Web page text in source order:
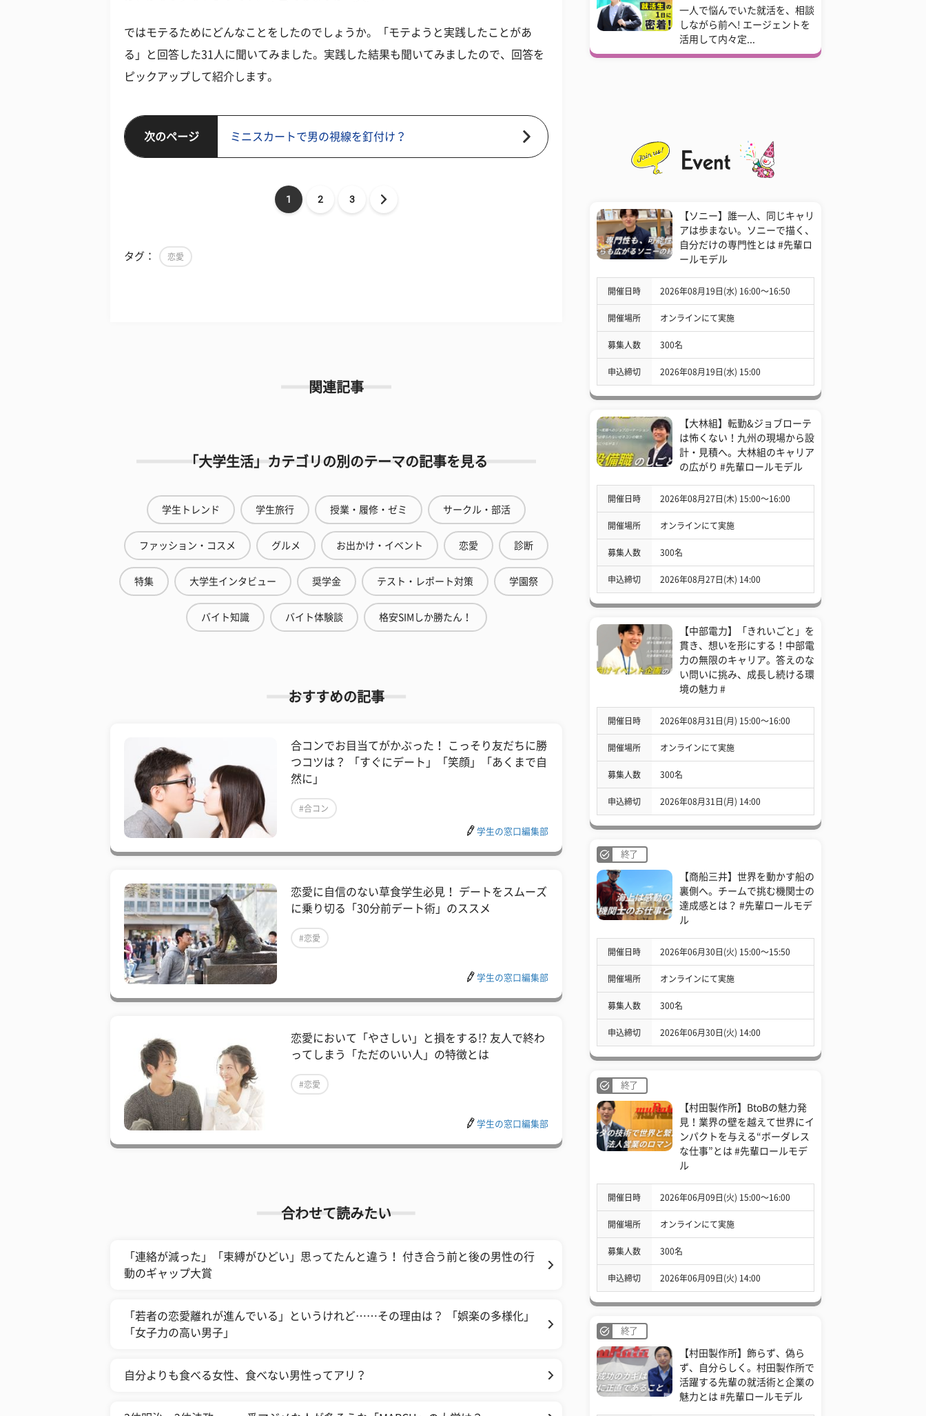
ではモテるためにどんなことをしたのでしょうか。「モテようと実践したことがあ
る」と回答した31人に聞いてみました。実践した結果も聞いてみましたので、回答を
ピックアップして紹介します。
次のページ ミニスカートで男の視線を釘付け？
1 2 3
タグ： 恋愛
関連記事
「大学生活」カテゴリの別のテーマの記事を見る
学生トレンド 学生旅行 授業・履修・ゼミ サークル・部活
ファッション・コスメ グルメ お出かけ・イベント 恋愛 診断
特集 大学生インタビュー 奨学金 テスト・レポート対策 学園祭
バイト知識 バイト体験談 格安SIMしか勝たん！
おすすめの記事
合コンでお目当てがかぶった！ こっそり友だちに勝
つコツは？ 「すぐにデート」「笑顔」「あくまで自
然に」
#合コン
学生の窓口編集部
恋愛に自信のない草食学生必見！ デートをスムーズ
に乗り切る「30分前デート術」のススメ
#恋愛
学生の窓口編集部
恋愛において「やさしい」と損をする!? 友人で終わ
ってしまう「ただのいい人」の特徴とは
#恋愛
学生の窓口編集部
合わせて読みたい
「連絡が減った」「束縛がひどい」思ってたんと違う！ 付き合う前と後の男性の行
動のギャップ大賞
「若者の恋愛離れが進んでいる」というけれど……その理由は？ 「娯楽の多様化」
「女子力の高い男子」
自分よりも食べる女性、食べない男性ってアリ？
一人で悩んでいた就活を、相談
しながら前へ! エージェントを
活用して内々定...
【ソニー】誰一人、同じキャリ
アは歩まない。ソニーで描く、
自分だけの専門性とは #先輩ロ
ールモデル
開催日時 2026年08月19日(水) 16:00〜16:50
開催場所 オンラインにて実施
募集人数 300名
申込締切 2026年08月19日(水) 15:00
【大林組】転勤&ジョブローテ
は怖くない！九州の現場から設
計・見積へ。大林組のキャリア
の広がり #先輩ロールモデル
開催日時 2026年08月27日(木) 15:00〜16:00
開催場所 オンラインにて実施
募集人数 300名
申込締切 2026年08月27日(木) 14:00
【中部電力】「きれいごと」を
貫き、想いを形にする！中部電
力の無限のキャリア。答えのな
い問いに挑み、成長し続ける環
境の魅力 #
開催日時 2026年08月31日(月) 15:00〜16:00
開催場所 オンラインにて実施
募集人数 300名
申込締切 2026年08月31日(月) 14:00
終了
【商船三井】世界を動かす船の
裏側へ。チームで挑む機関士の
達成感とは？ #先輩ロールモデ
ル
開催日時 2026年06月30日(火) 15:00〜15:50
開催場所 オンラインにて実施
募集人数 300名
申込締切 2026年06月30日(火) 14:00
終了
【村田製作所】BtoBの魅力発
見！業界の壁を越えて世界にイ
ンパクトを与える“ボーダレス
な仕事”とは #先輩ロールモデ
ル
開催日時 2026年06月09日(火) 15:00〜16:00
開催場所 オンラインにて実施
募集人数 300名
申込締切 2026年06月09日(火) 14:00
終了
【村田製作所】飾らず、偽ら
ず、自分らしく。村田製作所で
活躍する先輩の就活術と企業の
魅力とは #先輩ロールモデル